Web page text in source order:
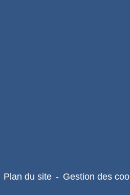
Plan du site - Gestion des